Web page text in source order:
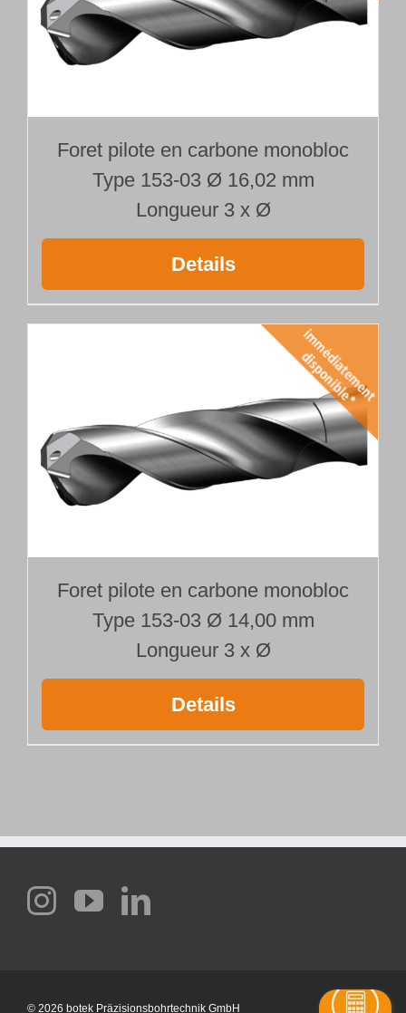
Foret pilote en carbone monobloc
Type 153-03 Ø 16,02 mm
Longueur 3 x Ø
Details
Foret pilote en carbone monobloc
Type 153-03 Ø 14,00 mm
Longueur 3 x Ø
Details
© 2026 botek Präzisionsbohrtechnik GmbH